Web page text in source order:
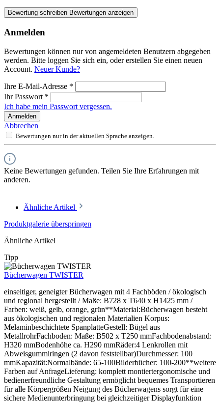
Bewertung schreiben Bewertungen anzeigen
Anmelden
Bewertungen können nur von angemeldeten Benutzern abgegeben
werden. Bitte loggen Sie sich ein, oder erstellen Sie einen neuen
Account. Neuer Kunde?
Ihre E-Mail-Adresse *
Ihr Passwort *
Ich habe mein Passwort vergessen.
Anmelden
Abbrechen
Bewertungen nur in der aktuellen Sprache anzeigen.
Keine Bewertungen gefunden. Teilen Sie Ihre Erfahrungen mit
anderen.
Ähnliche Artikel
Produktgalerie überspringen
Ähnliche Artikel
Tipp
Bücherwagen TWISTER
einseitiger, geneigter Bücherwagen mit 4 Fachböden / ökologisch
und regional hergestellt / Maße: B728 x T640 x H1425 mm /
Farben: weiß, gelb, orange, grün**Material:Bücherwagen besteht
aus ökologischen und regionalen Materialien Korpus:
Melaminbeschichtete SpanplatteGestell: Bügel aus
MetallrohrFachboden: Maße: B502 x T250 mmFachbodenabstand:
H320 mmBodenhöhe ca. H290 mmRäder:4 Lenkrollen mit
Abweisgummiringen (2 davon feststellbar)Durchmesser: 100
mmKapazität:Normalbände: 65-100Bilderbücher: 100-200**weitere
Farben auf AnfrageLieferung: komplett montiertergonomische und
bedienerfreundliche Gestaltung ermöglicht bequemes Transportieren
für alle Körpergrößen Neigung des Bücherwagens sorgt für eine
sichere Medienunterbringung bei gleichzeitiger Displayfunktion